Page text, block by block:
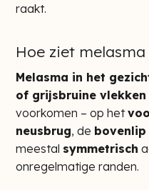
raakt.
Hoe ziet
Melasma in het
of grijsbruine vlekken
voorkomen – op het
neusbrug, de bovenlip
meestal symmetrisch
onregelmatige randen.